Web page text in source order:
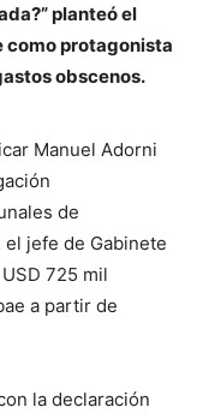
planteó el
como protagonista
obscenos.
Manuel Adorni
de
el jefe de Gabinete
725 mil
a partir de
la declaración